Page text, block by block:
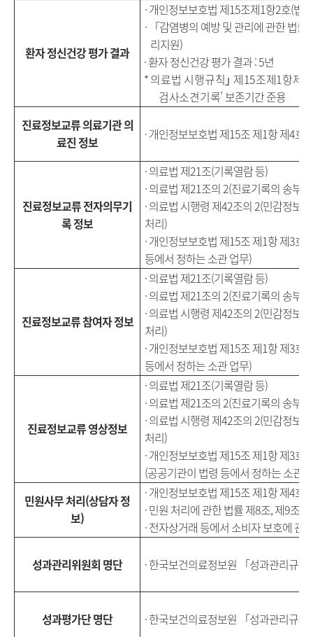
환자 정신건강 평가 결과
· 개인정보보호법 제15조제1항2호(법
· 「감염병의 예방 및 관리에 관한 법률
리지원)
·환자 정신건강 평가 결과: 5년
*의료법 시행규칙 ｣ 제15조제1항제
검사소견기록’ 보존기간 준용
진료정보교류 의료기관 의
료진 정보
· 개인정보보호법 제15조 제1항 제4호(
진료정보교류 전자의무기
록 정보
· 의료법 제21조(기록열람 등)
· 의료법 제21조의 2(진료기록의 송부
· 의료법 시행령 제42조의 2(민감정보
처리)
· 개인정보보호법 제15조 제1항 제3호
등에서 정하는 소관 업무)
진료정보교류 참여자 정보
· 의료법 제21조(기록열람 등)
· 의료법 제21조의 2(진료기록의 송부
· 의료법 시행령 제42조의 2(민감정보
처리)
· 개인정보보호법 제15조 제1항 제3호
등에서 정하는 소관 업무)
진료정보교류 영상정보
· 의료법 제21조(기록열람 등)
· 의료법 제21조의 2(진료기록의 송부
· 의료법 시행령 제42조의 2(민감정보
처리)
· 개인정보보호법 제15조 제1항 제3호
(공공기관이 법령 등에서 정하는 소관
민원사무 처리(상담자 정
보)
· 개인정보보호법 제15조 제1항 제4호
· 민원 처리에 관한 법률 제8조, 제9조
· 전자상거래 등에서 소비자 보호에 관
성과관리위원회 명단 · 한국보건의료정보원 「성과관리규
성과평가단 명단 · 한국보건의료정보원 「성과관리규